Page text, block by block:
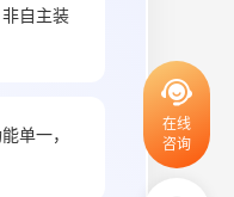
自主装
单一，
在线
咨询